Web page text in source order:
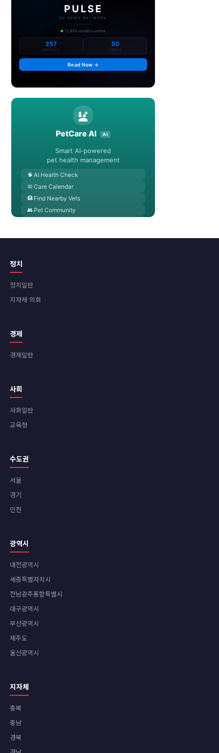
정치
정치일반
지자체 의회
경제
경제일반
사회
사회일반
교육청
수도권
서울
경기
인천
광역시
대전광역시
세종특별자치시
전남광주통합특별시
대구광역시
부산광역시
제주도
울산광역시
지자체
충북
충남
경북